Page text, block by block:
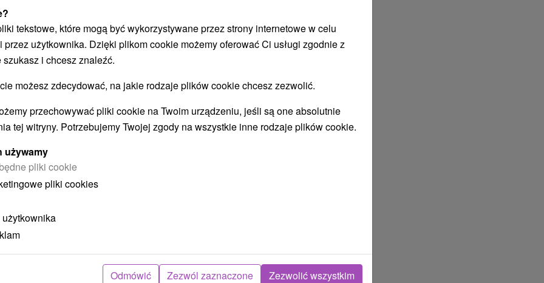
ZAKWATEROWANIE
JEST
ODPOWIEDNIE DLA
Pre turistov
Pre páriky
Pre štyroch
Pre rodiny s deťmi
JEST
ODPOWIEDNIE DLA
Na letnú dovolenku
ubytovanie
Relaxačné pobyty
tekstowe, które mogą być wykorzystywane przez strony internetowe w celu
przez użytkownika. Dzięki plikom cookie możemy oferować Ci usługi zgodnie z
i chcesz znaleźć.
możesz zdecydować, na jakie rodzaje plików cookie chcesz zezwolić.
przechowywać pliki cookie na Twoim urządzeniu, jeśli są one absolutnie
tej witryny. Potrzebujemy Twojej zgody na wszystkie inne rodzaje plików cookie.
używamy
pliki cookie
pliki cookies
Odmówić Zezwól zaznaczone Zezwolić wszystkim